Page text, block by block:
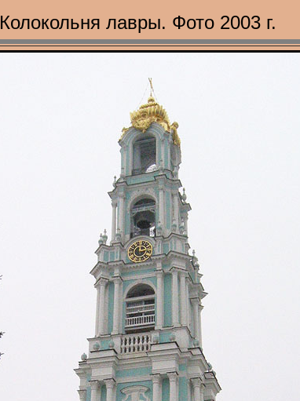
Колокольня лавры. Фото 2003 г.